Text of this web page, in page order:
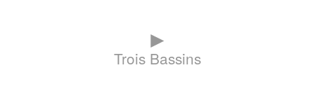
►
Trois Bassins